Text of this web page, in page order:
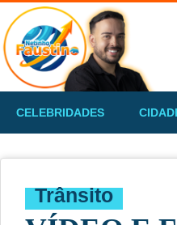
CELEBRIDADES
Trânsito